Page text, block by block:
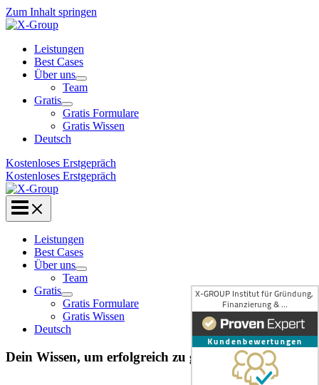
Zum Inhalt springen
Leistungen
Best Cases
Über uns
Team
Gratis
Gratis Formulare
Gratis Wissen
Deutsch
Kostenloses Erstgepräch
Kostenloses Erstgepräch
Leistungen
Best Cases
Über uns
Team
Gratis
Gratis Formulare
Gratis Wissen
Deutsch
Dein Wissen, um erfolgreich zu gründen